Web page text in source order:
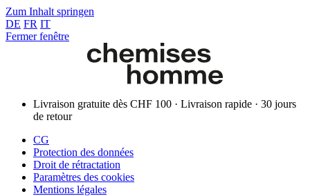
Zum Inhalt springen
DE FR IT
Fermer fenêtre
Livraison gratuite dès CHF 100 · Livraison rapide · 30 jours
de retour
CG
Protection des données
Droit de rétractation
Paramètres des cookies
Mentions légales